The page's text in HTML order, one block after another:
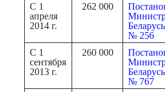
С 1
апреля
2014 г.
262 000
№ 256
С 1
сентября
2013 г.
260 000
№ 767